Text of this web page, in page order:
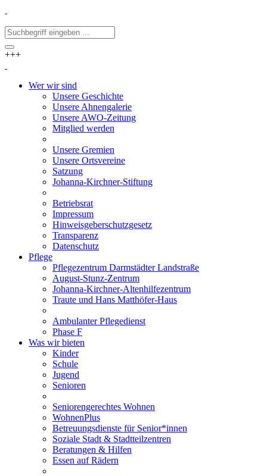
+++
Wer wir sind
Unsere Geschichte
Unsere Ahnengalerie
Unsere AWO-Zeitung
Mitglied werden
Unsere Gremien
Unsere Ortsvereine
Satzung
Johanna-Kirchner-Stiftung
Betriebsrat
Impressum
Hinweisgeberschutzgesetz
Transparenz
Datenschutz
Pflege
Pflegezentrum Darmstädter Landstraße
August-Stunz-Zentrum
Johanna-Kirchner-Altenhilfezentrum
Traute und Hans Matthöfer-Haus
Ambulanter Pflegedienst
Phase F
Was wir bieten
Kinder
Schule
Jugend
Senioren
Seniorengerechtes Wohnen
WohnenPlus
Betreuungsdienste für Senior*innen
Soziale Stadt & Stadtteilzentren
Beratungen & Hilfen
Essen auf Rädern